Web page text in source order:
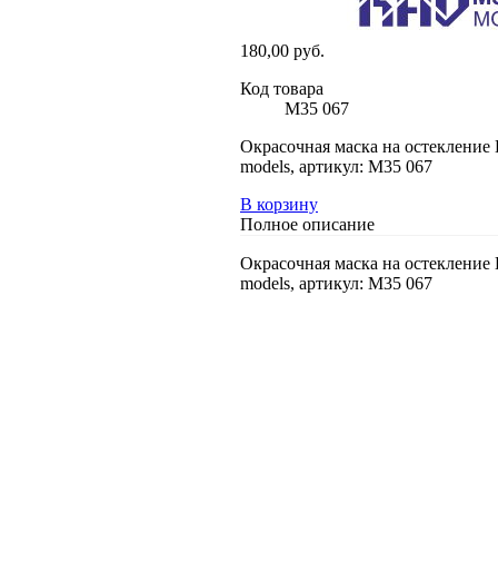
180,00 руб.
Код товара
M35 067
Окрасочная маска на
models, артикул: M35 067
В корзину
Полное описание
Окрасочная маска на
models, артикул: M35 067